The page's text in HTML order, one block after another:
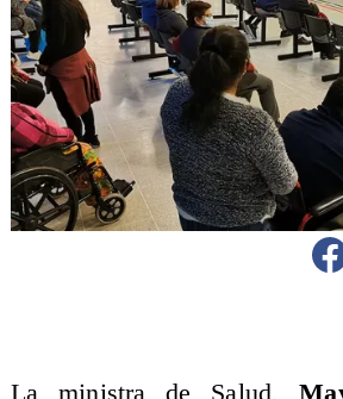
La ministra de Salud,